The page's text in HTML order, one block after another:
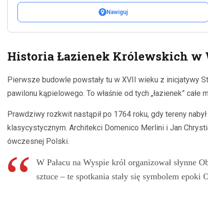
Nawiguj
Historia Łazienek Królewskich w
Pierwsze budowle powstały tu w XVII wieku z inicjatywy
pawilonu kąpielowego. To właśnie od tych „łazienek” całe
Prawdziwy rozkwit nastąpił po 1764 roku, gdy tereny
klasycystycznym. Architekci Domenico Merlini i Jan
ówczesnej Polski.
W Pałacu na Wyspie król organizował słynne
sztuce – te spotkania stały się symbolem epoki